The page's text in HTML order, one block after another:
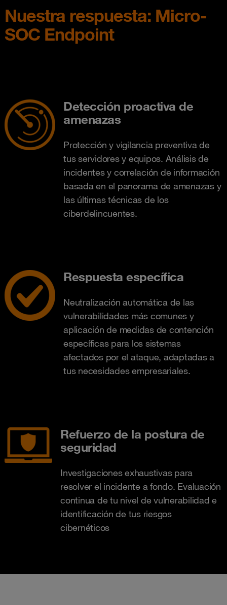
Nuestra respuesta: Micro-
SOC Endpoint
Detección proactiva de
amenazas
Protección y vigilancia preventiva de
tus servidores y equipos. Análisis de
incidentes y correlación de información
basada en el panorama de amenazas y
las últimas técnicas de los
ciberdelincuentes.
Respuesta específica
Neutralización automática de las
vulnerabilidades más comunes y
aplicación de medidas de contención
específicas para los sistemas
afectados por el ataque, adaptadas a
tus necesidades empresariales.
Refuerzo de la postura de
seguridad
Investigaciones exhaustivas para
resolver el incidente a fondo. Evaluación
continua de tu nivel de vulnerabilidad e
identificación de tus riesgos
cibernéticos